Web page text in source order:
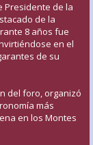
Presidente de la
de la
8 años fue
en el
de su
del foro, organizó
más
en los Montes